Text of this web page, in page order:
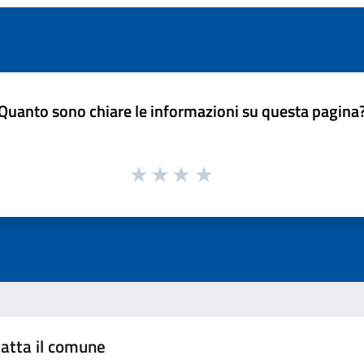
sono chiare le informazioni su questa
il comune